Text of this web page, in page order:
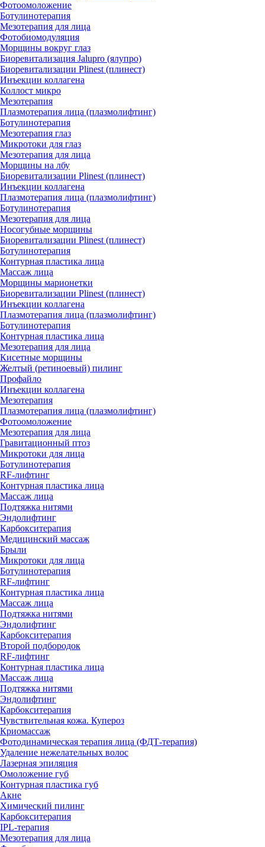
Фотоомоложение
Ботулинотерапия
Мезотерапия для лица
Фотобиомодуляция
Морщины вокруг глаз
Биоревитализация Jalupro (ялупро)
Биоревитализации Plinest (плинест)
Инъекции коллагена
Коллост микро
Мезотерапия
Плазмотерапия лица (плазмолифтинг)
Ботулинотерапия
Мезотерапия глаз
Микротоки для глаз
Мезотерапия для лица
Морщины на лбу
Биоревитализации Plinest (плинест)
Инъекции коллагена
Плазмотерапия лица (плазмолифтинг)
Ботулинотерапия
Мезотерапия для лица
Носогубные морщины
Биоревитализации Plinest (плинест)
Ботулинотерапия
Контурная пластика лица
Массаж лица
Морщины марионетки
Биоревитализации Plinest (плинест)
Инъекции коллагена
Плазмотерапия лица (плазмолифтинг)
Ботулинотерапия
Контурная пластика лица
Мезотерапия для лица
Кисетные морщины
Желтый (ретиноевый) пилинг
Профайло
Инъекции коллагена
Мезотерапия
Плазмотерапия лица (плазмолифтинг)
Фотоомоложение
Мезотерапия для лица
Гравитационный птоз
Микротоки для лица
Ботулинотерапия
RF-лифтинг
Контурная пластика лица
Массаж лица
Подтяжка нитями
Эндолифтинг
Карбокситерапия
Медицинский массаж
Брыли
Микротоки для лица
Ботулинотерапия
RF-лифтинг
Контурная пластика лица
Массаж лица
Подтяжка нитями
Эндолифтинг
Карбокситерапия
Второй подбородок
RF-лифтинг
Контурная пластика лица
Массаж лица
Подтяжка нитями
Эндолифтинг
Карбокситерапия
Чувствительная кожа. Купероз
Криомассаж
Фотодинамическая терапия лица (ФДТ-терапия)
Удаление нежелательных волос
Лазерная эпиляция
Омоложение губ
Контурная пластика губ
Акне
Химический пилинг
Карбокситерапия
IPL‑терапия
Мезотерапия для лица